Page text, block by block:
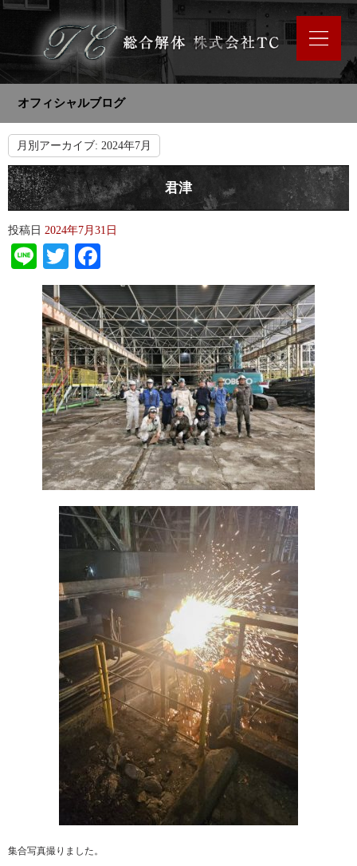
オフィシャルブログ
月別アーカイブ: 2024年7月
君津
投稿日 2024年7月31日
LineTwitter
集合写真撮りました。